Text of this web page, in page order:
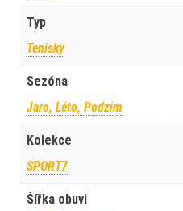
Typ
Tenisky
Sezóna
Jaro, Léto, Podzim
Kolekce
SPORT7
Šířka obuvi